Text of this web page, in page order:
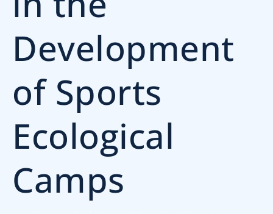
Development
of Sports
Ecological
Camps